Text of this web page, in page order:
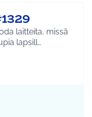
laitteita, missä
lapsill…
Lapset ja nuoret